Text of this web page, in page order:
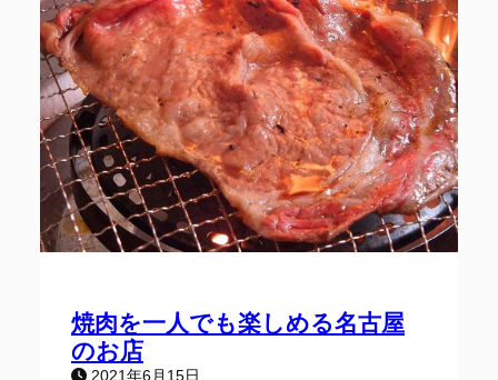
焼肉を一人でも楽しめる名古屋
のお店
2021年6月15日